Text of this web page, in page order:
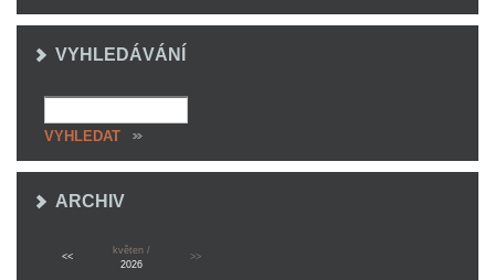
VYHLEDÁVÁNÍ
ARCHIV
<<
květen /
2026
>>